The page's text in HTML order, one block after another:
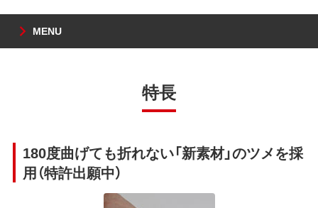
MENU
特長
180度曲げても折れない「新素材」のツメを採
用（特許出願中）